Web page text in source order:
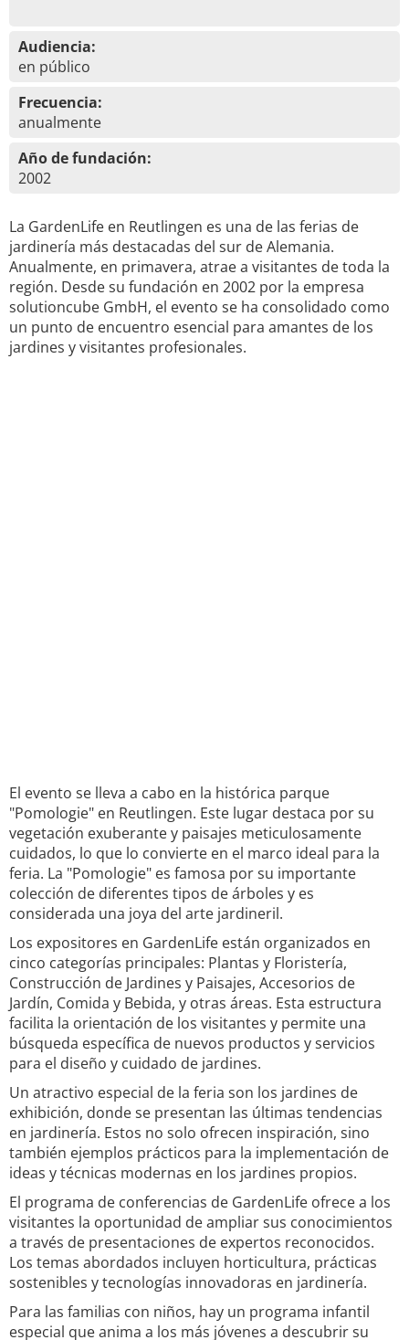
Audiencia:
en público
Frecuencia:
anualmente
Año de fundación:
2002
La GardenLife en Reutlingen es una de las ferias de
jardinería más destacadas del sur de Alemania.
Anualmente, en primavera, atrae a visitantes de toda la
región. Desde su fundación en 2002 por la empresa
solutioncube GmbH, el evento se ha consolidado como
un punto de encuentro esencial para amantes de los
jardines y visitantes profesionales.
El evento se lleva a cabo en la histórica parque
"Pomologie" en Reutlingen. Este lugar destaca por su
vegetación exuberante y paisajes meticulosamente
cuidados, lo que lo convierte en el marco ideal para la
feria. La "Pomologie" es famosa por su importante
colección de diferentes tipos de árboles y es
considerada una joya del arte jardineril.
Los expositores en GardenLife están organizados en
cinco categorías principales: Plantas y Floristería,
Construcción de Jardines y Paisajes, Accesorios de
Jardín, Comida y Bebida, y otras áreas. Esta estructura
facilita la orientación de los visitantes y permite una
búsqueda específica de nuevos productos y servicios
para el diseño y cuidado de jardines.
Un atractivo especial de la feria son los jardines de
exhibición, donde se presentan las últimas tendencias
en jardinería. Estos no solo ofrecen inspiración, sino
también ejemplos prácticos para la implementación de
ideas y técnicas modernas en los jardines propios.
El programa de conferencias de GardenLife ofrece a los
visitantes la oportunidad de ampliar sus conocimientos
a través de presentaciones de expertos reconocidos.
Los temas abordados incluyen horticultura, prácticas
sostenibles y tecnologías innovadoras en jardinería.
Para las familias con niños, hay un programa infantil
especial que anima a los más jóvenes a descubrir su